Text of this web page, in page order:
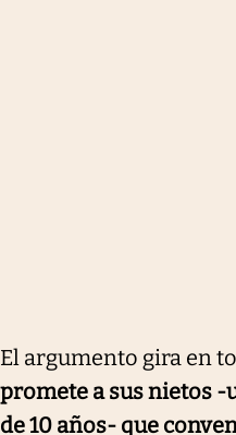
El argumento gira en
promete a sus nietos -
de 10 años- que